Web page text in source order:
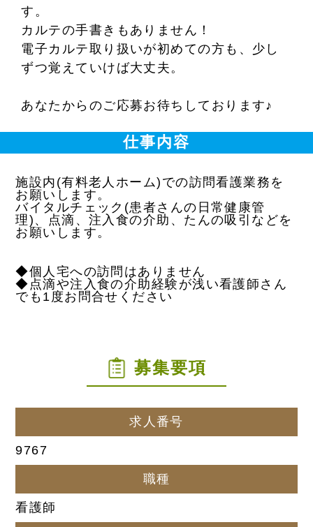
す。
カルテの手書きもありません！
電子カルテ取り扱いが初めての方も、少し
ずつ覚えていけば大丈夫。
あなたからのご応募お待ちしております♪
仕事内容
施設内(有料老人ホーム)での訪問看護業務を
お願いします。
バイタルチェック(患者さんの日常健康管
理)、点滴、注入食の介助、たんの吸引などを
お願いします。
◆個人宅への訪問はありません
◆点滴や注入食の介助経験が浅い看護師さん
でも1度お問合せください
募集要項
求人番号
9767
職種
看護師